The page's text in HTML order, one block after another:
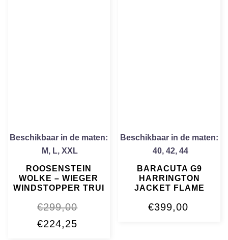
Beschikbaar in de maten:
M, L,XXL
ROOSENSTEIN
WOLKE – WIEGER
WINDSTOPPER TRUI
€299,00
Oorspronkelijke
€224,25
Beschikbaar in de maten:
40,42,44
BARACUTA G9
HARRINGTON
JACKET FLAME
€399,00